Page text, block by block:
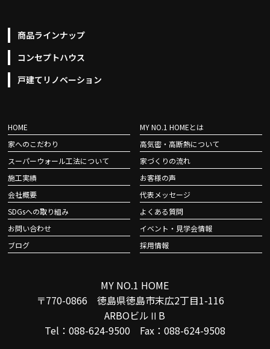
商品ラインナップ
コンセプトハウス
戸建てリノベーション
HOME
MY NO.1 HOMEとは
家へのこだわり
高気密・高断熱について
スーパーウォール工法について
家づくりの流れ
施工実績
お客様の声
会社概要
代表メッセージ
SDGsへの取り組み
よくある質問
お問い合わせ
イベント・見学会情報
ブログ
採用情報
MY NO.1 HOME
〒770-0866 徳島県徳島市末広2丁目1-116
ARBOビルⅡB
Tel：088-624-9500 Fax：088-624-9508